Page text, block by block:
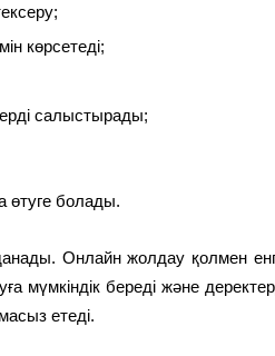
көрсетеді;
салыстырады;
өтуге болады.
Онлайн жолдау қолмен
мүмкіндік береді және
етеді.